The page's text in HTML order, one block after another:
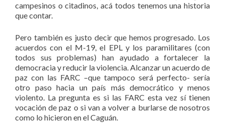
campesinos o citadinos, acá todos tenemos una historia
que contar.
Pero también es justo decir que hemos progresado. Los
acuerdos con el M-19, el EPL y los paramilitares (con
todos sus problemas) han ayudado a fortalecer la
democracia y reducir la violencia. Alcanzar un acuerdo de
paz con las FARC –que tampoco será perfecto- sería
otro paso hacia un país más democrático y menos
violento. La pregunta es si las FARC esta vez sí tienen
vocación de paz o si van a volver a burlarse de nosotros
como lo hicieron en el Caguán.